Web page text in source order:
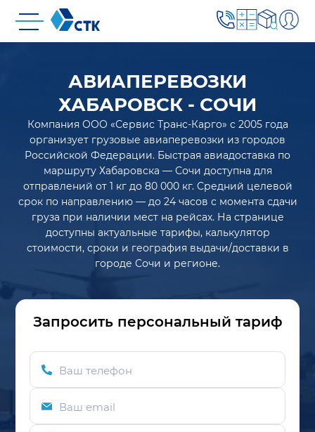
АВИАПЕРЕВОЗКИ
ХАБАРОВСК - СОЧИ
Компания ООО «Сервис Транс-Карго» с 2005 года
организует грузовые авиаперевозки из городов
Российской Федерации. Быстрая авиадоставка по
маршруту Хабаровска — Сочи доступна для
отправлений от 1 кг до 80 000 кг. Средний целевой
срок по направлению — до 24 часов с момента сдачи
груза при наличии мест на рейсах. На странице
доступны актуальные тарифы, калькулятор
стоимости, сроки и география выдачи/доставки в
городе Сочи и регионе.
Запросить персональный тариф
Ваш телефон
Ваш email